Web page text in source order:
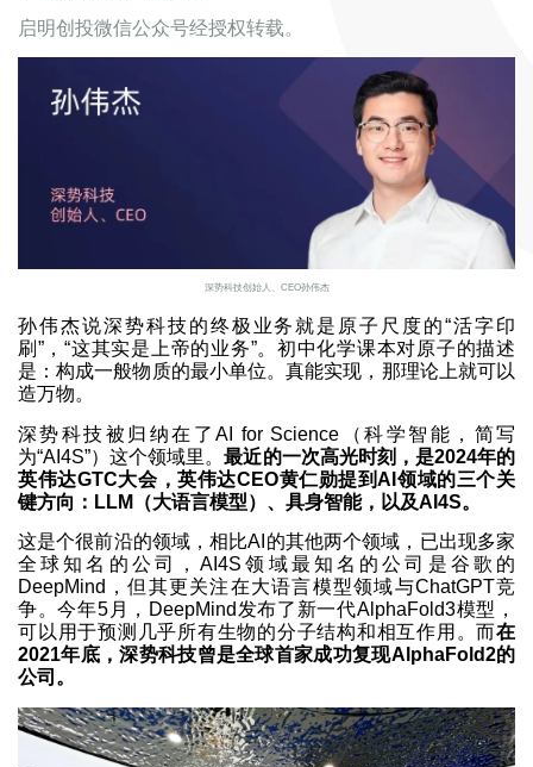
启明创投微信公众号经授权转载。
深势科技创始人、CEO孙伟杰
孙伟杰说深势科技的终极业务就是原子尺度的“活字印
刷”，“这其实是上帝的业务”。初中化学课本对原子的描述
是：构成一般物质的最小单位。真能实现，那理论上就可以
造万物。
深势科技被归纳在了AI for Science（科学智能，简写
为“AI4S”）这个领域里。最近的一次高光时刻，是2024年的
英伟达GTC大会，英伟达CEO黄仁勋提到AI领域的三个关
键方向：LLM（大语言模型）、具身智能，以及AI4S。
这是个很前沿的领域，相比AI的其他两个领域，已出现多家
全球知名的公司，AI4S领域最知名的公司是谷歌的
DeepMind，但其更关注在大语言模型领域与ChatGPT竞
争。今年5月，DeepMind发布了新一代AlphaFold3模型，
可以用于预测几乎所有生物的分子结构和相互作用。而在
2021年底，深势科技曾是全球首家成功复现AlphaFold2的
公司。